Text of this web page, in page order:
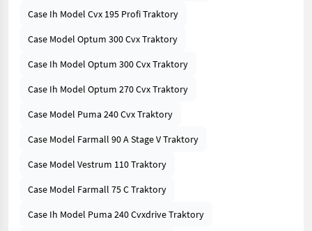
Case Ih Model Cvx 195 Profi Traktory
Case Model Optum 300 Cvx Traktory
Case Ih Model Optum 300 Cvx Traktory
Case Ih Model Optum 270 Cvx Traktory
Case Model Puma 240 Cvx Traktory
Case Model Farmall 90 A Stage V Traktory
Case Model Vestrum 110 Traktory
Case Model Farmall 75 C Traktory
Case Ih Model Puma 240 Cvxdrive Traktory